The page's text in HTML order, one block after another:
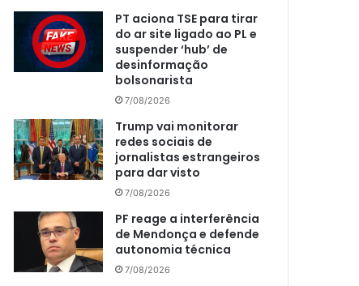
PT aciona TSE para tirar
do ar site ligado ao PL e
suspender ‘hub’ de
desinformação
bolsonarista
7/08/2026
Trump vai monitorar
redes sociais de
jornalistas estrangeiros
para dar visto
7/08/2026
PF reage a interferência
de Mendonça e defende
autonomia técnica
7/08/2026